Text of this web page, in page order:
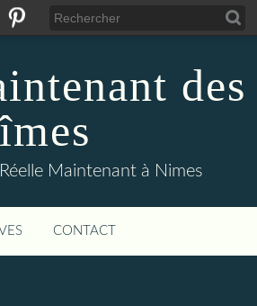
des
Maintenant à Nimes
CONTACT